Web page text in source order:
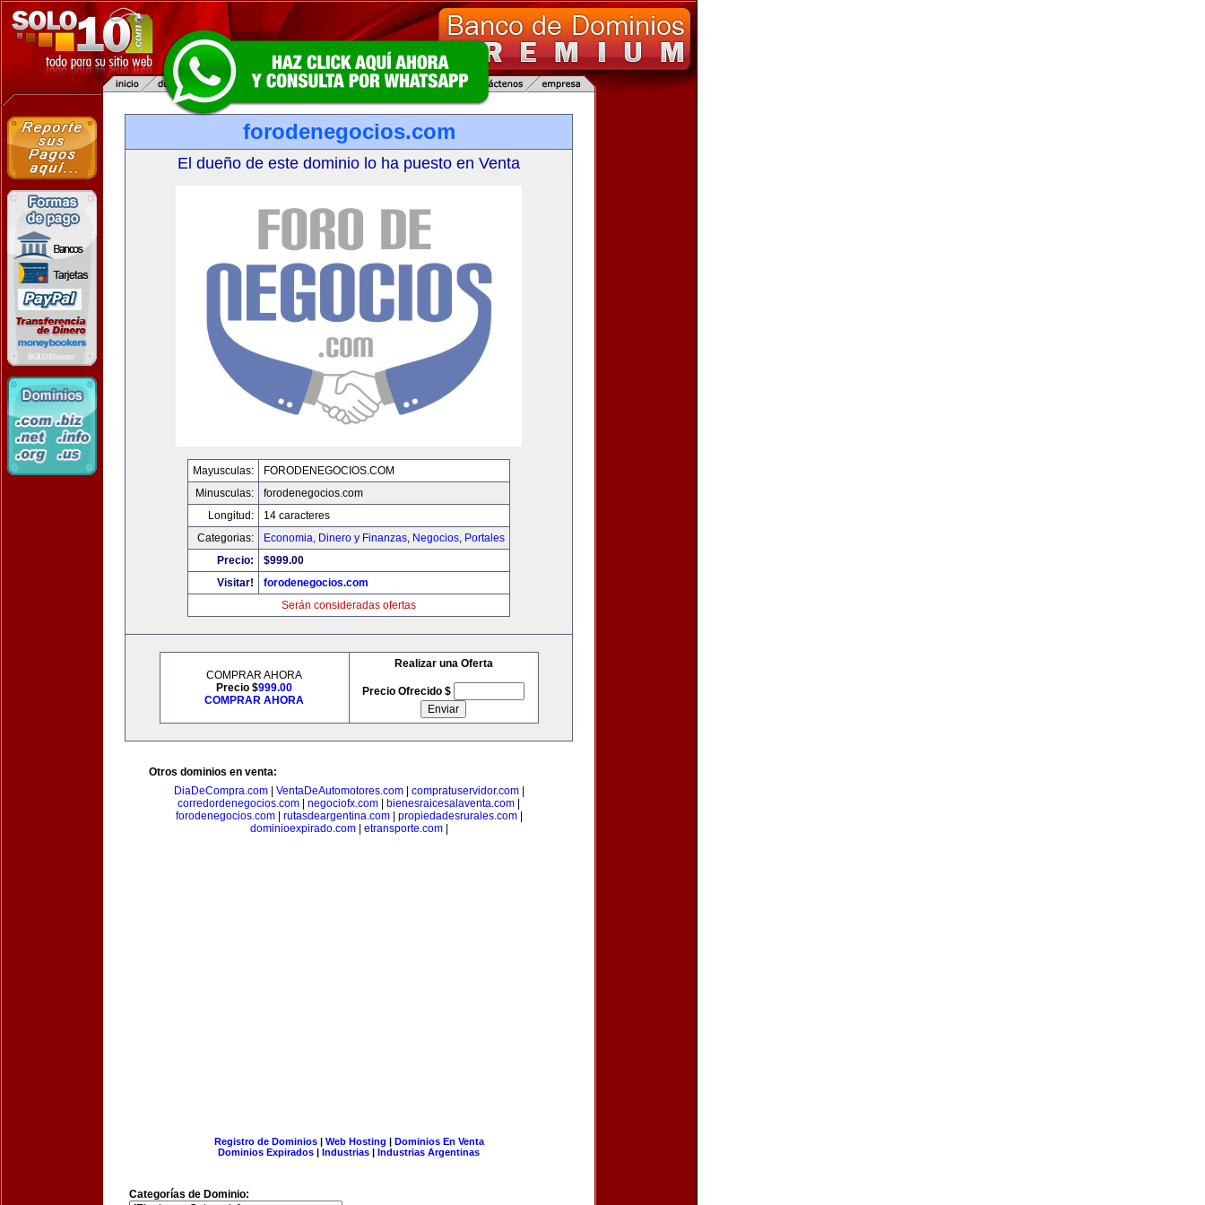
forodenegocios.com
El dueño de este dominio lo ha puesto en Venta
Mayusculas:
FORODENEGOCIOS.COM
Minusculas:
forodenegocios.com
Longitud:
14 caracteres
Categorias:
Economia, Dinero y Finanzas, Negocios, Portales
Precio:
$999.00
Visitar!
forodenegocios.com
Serán consideradas ofertas
COMPRAR AHORA
Precio $999.00
COMPRAR AHORA
Realizar una Oferta
Precio Ofrecido $
Otros dominios en venta:
DiaDeCompra.com| VentaDeAutomotores.com| compratuservidor.com|
corredordenegocios.com
negociofx.com bienesraicesalaventa.com
forodenegocios.com| rutasdeargentina.com| propiedadesrurales.com|
dominioexpirado.com| etransporte.com|
Registro de Dominios| Web Hosting | Dominios En Venta
Dominios Expirados | Industrias | Industrias Argentinas
Categorías de Dominio: